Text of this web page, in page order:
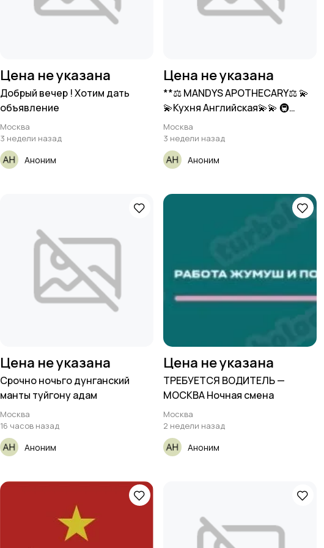
Цена не указана
Добрый вечер ! Хотим дать
объявление
Москва
3 недели назад
Аноним
Цена не указана
**⚖️ MANDYS APOTHECARY⚖️ 💫
💫Кухня Английская💫💫 🚇
метро
Москва
3 недели назад
Аноним
Цена не указана
Срочно ночьго дунганский
манты туйгону адам
Москва
16 часов назад
Аноним
Цена не указана
ТРЕБУЕТСЯ ВОДИТЕЛЬ —
МОСКВА Ночная смена
Москва
2 недели назад
Аноним